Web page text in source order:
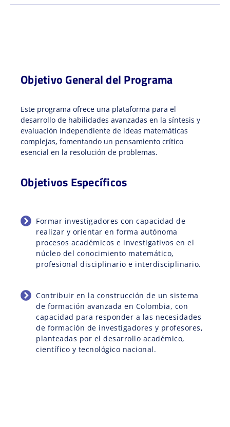
Objetivo General del Programa
Este programa ofrece una plataforma para el
desarrollo de habilidades avanzadas en la síntesis y
evaluación independiente de ideas matemáticas
complejas, fomentando un pensamiento crítico
esencial en la resolución de problemas.
Objetivos Específicos
Formar investigadores con capacidad de
realizar y orientar en forma autónoma
procesos académicos e investigativos en el
núcleo del conocimiento matemático,
profesional disciplinario e interdisciplinario.
Contribuir en la construcción de un sistema
de formación avanzada en Colombia, con
capacidad para responder a las necesidades
de formación de investigadores y profesores,
planteadas por el desarrollo académico,
científico y tecnológico nacional.